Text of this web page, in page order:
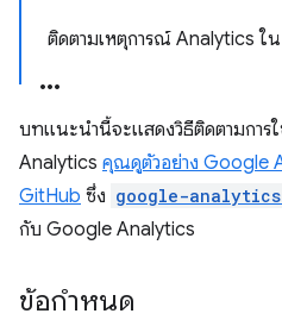
ติดตามเหตุการณ์ Analytics ใ
บทแนะนำนี้จะแสดงวิธีติดตามการ
Analytics คุณดูตัวอย่าง Google
GitHub ซึ่ง google-
กับ Google Analytics
ข้อกำหนด